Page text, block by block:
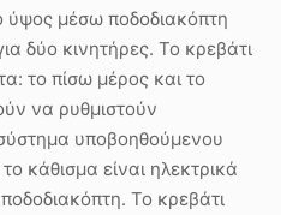
ύψος μέσω ποδοδιακόπτη
δύο κινητήρες. Το κρεβάτι
το πίσω μέρος και το
να ρυθμιστούν
υποβοηθούμενου
κάθισμα είναι ηλεκτρικά
Το κρεβάτι